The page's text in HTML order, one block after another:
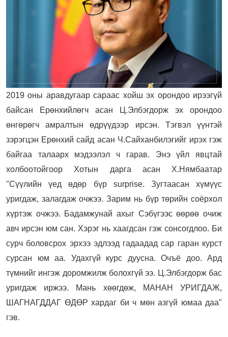
2019 оны аравдугаар сараас хойш эх орондоо ирээгүй
байсан Ерөнхийлөгч асан Ц.Элбэгдорж эх орондоо
өнгөрөгч амралтын өдрүүдээр ирсэн. Тэгвэл үүнтэй
зэрэгцэн Ерөнхий сайд асан Ч.Сайханбилэгийг ирэх гэж
байгаа талаарх мэдээлэл ч гарав. Энэ үйл явцтай
холбоотойгоор Хотын дарга асан Х.Нямбаатар
"Сүүлийн үед өдөр бүр surprise. Зугтаасан хүмүүс
уригдаж, залагдаж очжээ. Зарим нь бүр төрийн соёрхол
хүртэж очжээ. Бадамжунай ахыг Сэбүгээс өөрөө очиж
авч ирсэн юм сан. Хэрэг нь хаагдсан гэж сонсогдлоо. Би
сурч боловсрох эрхээ эдлээд гадаадад сар гаран курст
сурсан юм аа. Удахгүй курс дуусна. Очъё доо. Ард
түмнийг ингэж доромжилж болохгүй ээ. Ц.Элбэгдорж бас
уригдаж иржээ. Мань хөөгдөж, МАНАН УРИГДАЖ,
ШАГНАГДДАГ ӨДӨР хардаг би ч мөн азгүй юмаа даа"
гэв.